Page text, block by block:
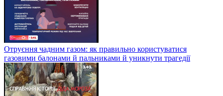
Отруєння чадним газом: як правильно користуватися
газовими балонами й пальниками й уникнути трагедії